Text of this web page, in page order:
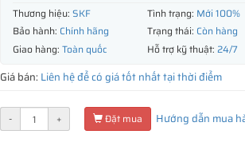
Thương hiệu: SKF Tình trạng: Mới 100%
Bảo hành: Chính hãng Trạng thái: Còn hàng
Giao hàng: Toàn quốc Hỗ trợ kỹ thuật: 24/7
Giá bán: Liên hệ để có giá tốt nhất tại thời điểm
- + Đặt mua Hướng dẫn mua